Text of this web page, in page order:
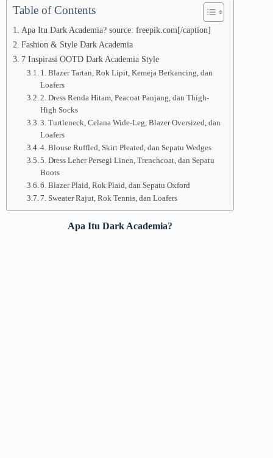
Table of Contents
Apa Itu Dark Academia? source: freepik.com[/caption]
Fashion & Style Dark Academia
7 Inspirasi OOTD Dark Academia Style
1. Blazer Tartan, Rok Lipit, Kemeja Berkancing, dan
Loafers
2. Dress Renda Hitam, Peacoat Panjang, dan Thigh-
High Socks
3. Turtleneck, Celana Wide-Leg, Blazer Oversized, dan
Loafers
4. Blouse Ruffled, Skirt Pleated, dan Sepatu Wedges
5. Dress Leher Persegi Linen, Trenchcoat, dan Sepatu
Boots
6. Blazer Plaid, Rok Plaid, dan Sepatu Oxford
7. Sweater Rajut, Rok Tennis, dan Loafers
Apa Itu Dark Academia?